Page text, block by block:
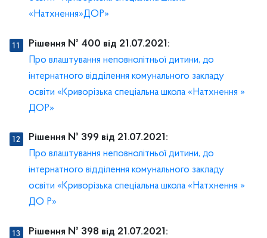
«Натхнення»ДОР»
Рішення № 400 від 21.07.2021:
Про влаштування неповнолітньої дитини, до
інтернатного відділення комунального закладу
освіти «Криворізька спеціальна школа «Натхнення »
ДОР»
Рішення № 399 від 21.07.2021:
Про влаштування неповнолітньої дитини, до
інтернатного відділення комунального закладу
освіти «Криворізька спеціальна школа «Натхнення »
ДО Р»
Рішення № 398 від 21.07.2021: